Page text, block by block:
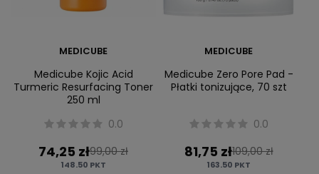
MEDICUBE
Medicube Kojic Acid
Turmeric Resurfacing Toner
250 ml
0.0
74,25 zł99,00 zł
148.50 PKT
MEDICUBE
Medicube Zero Pore Pad -
Płatki tonizujące, 70 szt
0.0
81,75 zł109,00 zł
163.50 PKT